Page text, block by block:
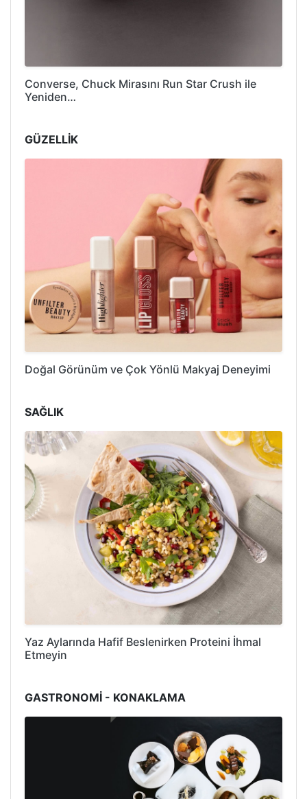
Converse, Chuck Mirasını Run Star Crush ile
Yeniden…
GÜZELLİK
Doğal Görünüm ve Çok Yönlü Makyaj Deneyimi
SAĞLIK
Yaz Aylarında Hafif Beslenirken Proteini İhmal
Etmeyin
GASTRONOMİ - KONAKLAMA